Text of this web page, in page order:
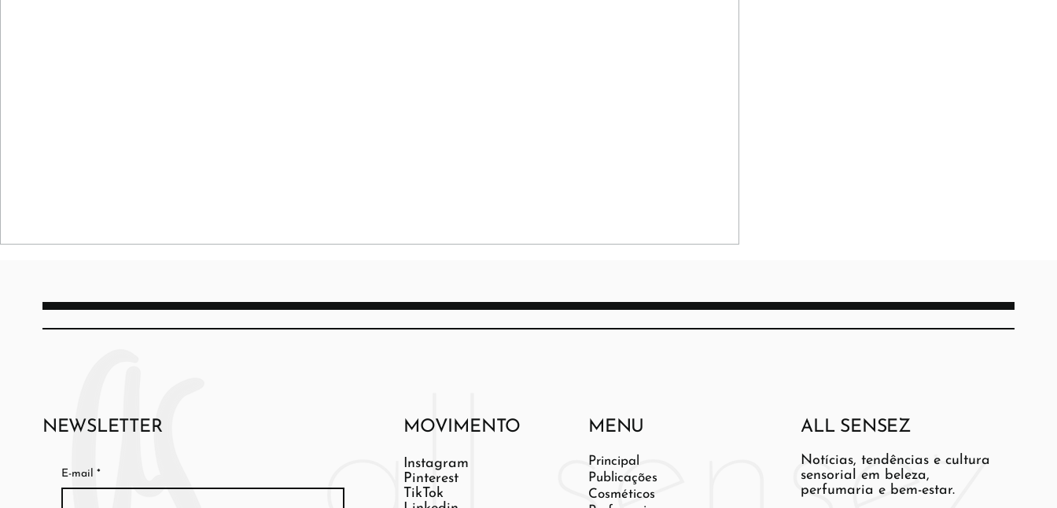
NEWSLETTER
E-mail *
MOVIMENTO
Instagram
Pinterest
TikTok
MENU
Principal
Publicações
Cosméticos
ALL SENSEZ
Notícias, tendências e cultura
sensorial em beleza,
perfumaria e bem-estar.